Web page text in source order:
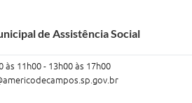
de Assistência Social
às 11h00 - 13h00 às 17h00